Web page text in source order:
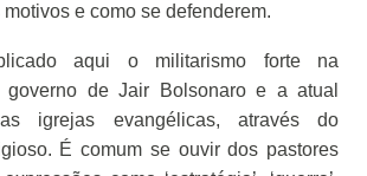
e como se defenderem.
aqui o militarismo forte na
governo de Jair Bolsonaro e a atual
igrejas evangélicas, através do
É comum se ouvir dos pastores